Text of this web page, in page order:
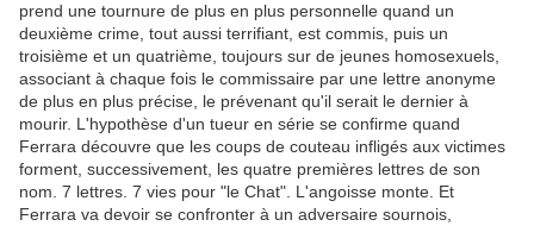
prend une tournure de plus en plus personnelle quand un
deuxième crime, tout aussi terrifiant, est commis, puis un
troisième et un quatrième, toujours sur de jeunes homosexuels,
associant à chaque fois le commissaire par une lettre anonyme
de plus en plus précise, le prévenant qu'il serait le dernier à
mourir. L'hypothèse d'un tueur en série se confirme quand
Ferrara découvre que les coups de couteau infligés aux victimes
forment, successivement, les quatre premières lettres de son
nom. 7 lettres. 7 vies pour "le Chat". L'angoisse monte. Et
Ferrara va devoir se confronter à un adversaire sournois,